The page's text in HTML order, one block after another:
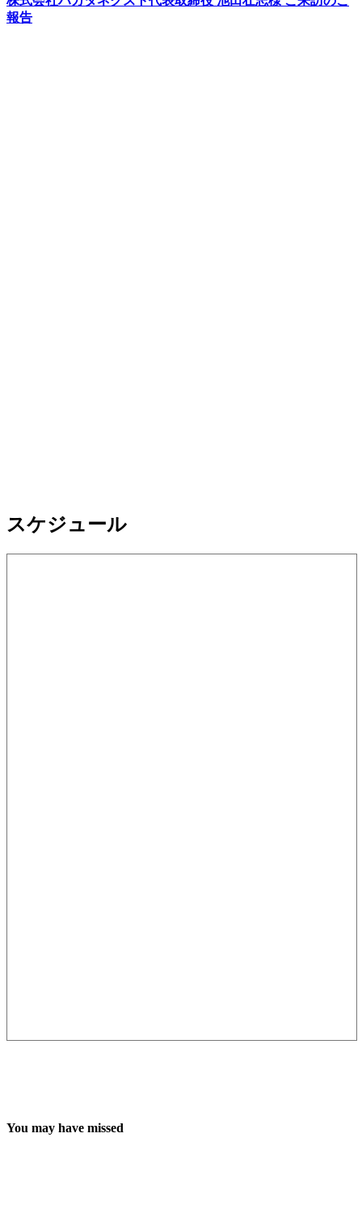
報告
スケジュール
You may have missed